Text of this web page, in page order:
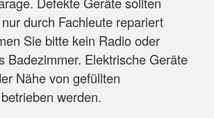
durch Fachleute repariert
Sie bitte kein Radio oder
Badezimmer. Elektrische Geräte
Nähe von gefüllten
werden.